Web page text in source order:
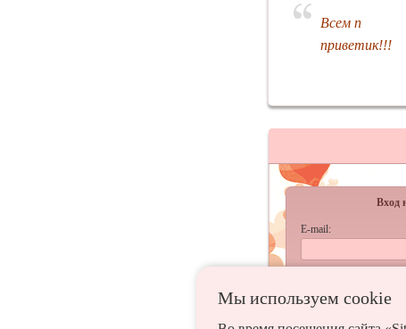
Всем п
приветик!!!
Мы используем сookie
Вход
E-mail: